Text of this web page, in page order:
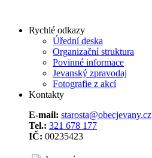
Rychlé odkazy
Úřední deska
Organizační struktura
Povinné informace
Jevanský zpravodaj
Fotografie z akcí
Kontakty
E-mail: starosta@obecjevany.cz
Tel.: 321 678 177
IČ: 00235423